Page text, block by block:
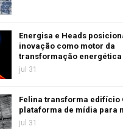
Energisa e Heads
inovação como motor da
transformação energética
jul 31
Felina transforma edifício
plataforma de mídia para
jul 31